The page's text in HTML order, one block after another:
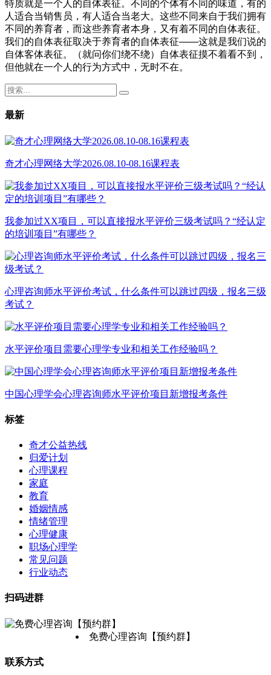
特质就是一个人的自体表征。不同的个体有不同的味道，有的
人适合当销售员，有人适合当老大。这些不同来自于我们拥有
不同的养育者，而这些养育者本身，又有着不同的自体表征。
我们的自体表征取决于养育者的自体表征——这就是我们说的
自体客体表征。（就问你们绕不绕）自体表征摸不着看不到，
但他就在一个人的行为方式中，无时不在。
最新
奇才心理网络大学2026.08.10-08.16课程表
我参加过XX项目，可以直接报水平评价三级考试吗？“经认定
的培训项目”有哪些？
心理咨询师水平评价考试，什么条件可以跳过四级，报名三级
考试？
水平评价项目需要心理学专业和相关工作经验吗？
中国心理学会心理咨询师水平评价项目新增报考条件
标签
奇才公益热线
归爱计划
心理课程
家庭
教育
婚姻情感
情绪管理
心理健康
职场心理学
常见问题
行业动态
扫码进群
免费心理咨询【预约群】
联系方式